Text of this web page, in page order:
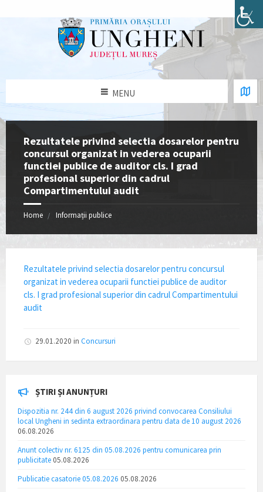
MENU
Rezultatele privind selectia dosarelor pentru
concursul organizat in vederea ocuparii
functiei publice de auditor cls. I grad
profesional superior din cadrul
Compartimentului audit
Home Informații publice
Rezultatele privind selectia dosarelor pentru concursul
organizat in vederea ocuparii functiei publice de auditor
cls. I grad profesional superior din cadrul Compartimentului
audit
29.01.2020 in Concursuri
ȘTIRI ȘI ANUNȚURI
Dispozitia nr. 244 din 6 august 2026 privind convocarea Consiliului
local Ungheni in sedinta extraordinara pentru data de 10 august 2026
06.08.2026
Anunt colectiv nr. 6125 din 05.08.2026 pentru comunicarea prin
publicitate 05.08.2026
Publicatie casatorie 05.08.2026 05.08.2026